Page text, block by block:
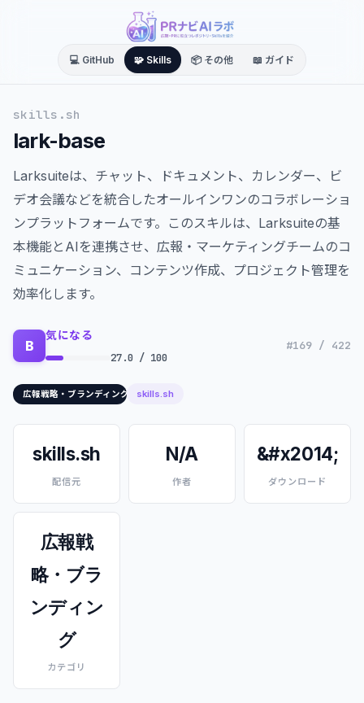
💻 GitHub 🧩 Skills 📦 その他 📖 ガイド
skills.sh
lark-base
Larksuiteは、チャット、ドキュメント、カレンダー、ビ
デオ会議などを統合したオールインワンのコラボレーショ
ンプラットフォームです。このスキルは、Larksuiteの基
本機能とAIを連携させ、広報・マーケティングチームのコ
ミュニケーション、コンテンツ作成、プロジェクト管理を
効率化します。
B
気になる
27.0 / 100
#169 / 422
広報戦略・ブランディング skills.sh
skills.sh
配信元
N/A
作者
&#x2014;
ダウンロード
広報戦
略・ブラ
ンディン
グ
カテゴリ